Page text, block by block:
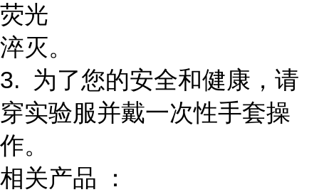
荧光
淬灭。
3. 为了您的安全和健康，请
穿实验服并戴一次性手套操
作。
相关产品 ：